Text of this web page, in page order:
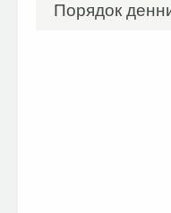
Порядок